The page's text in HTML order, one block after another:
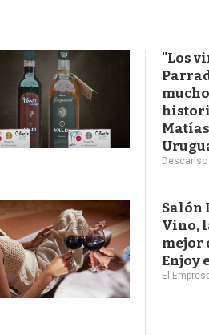
"Los
Descanso
Salón
Vino,
mejor
Enjoy
El